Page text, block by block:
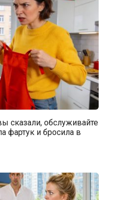
сказали, обслуживайте
фартук и бросила в